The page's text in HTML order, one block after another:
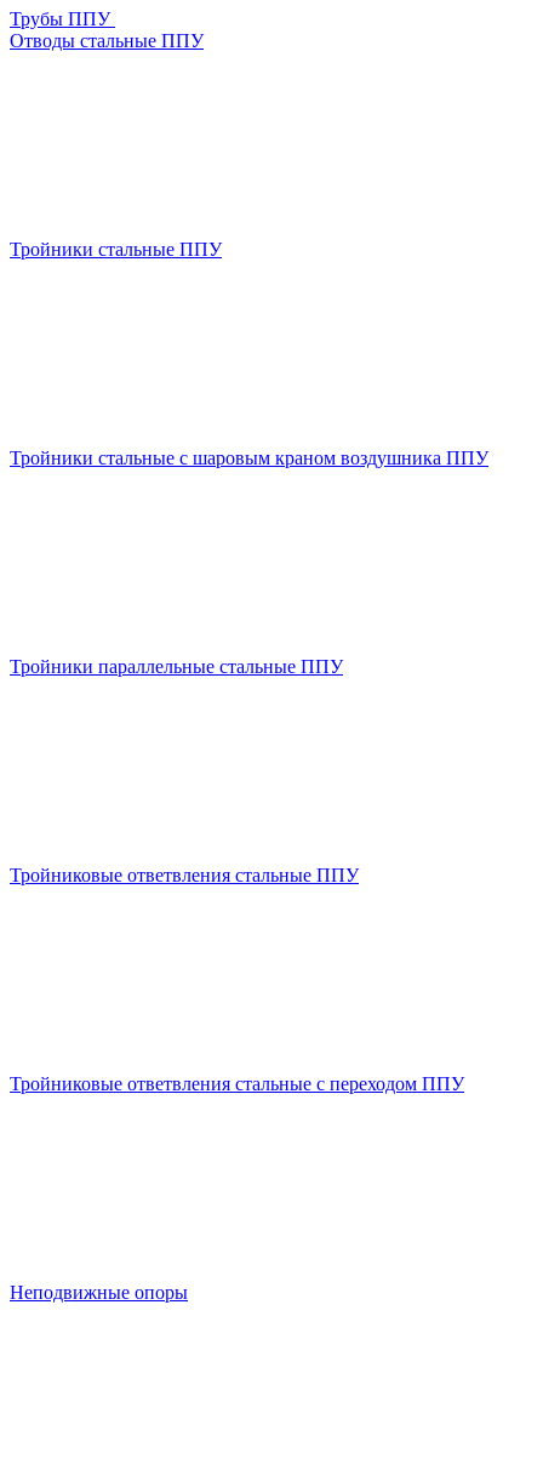
Трубы ППУ
Отводы стальные ППУ
Тройники стальные ППУ
Тройники стальные с шаровым краном воздушника ППУ
Тройники параллельные стальные ППУ
Тройниковые ответвления стальные ППУ
Тройниковые ответвления стальные с переходом ППУ
Неподвижные опоры